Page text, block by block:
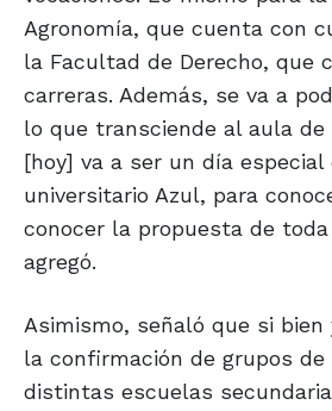
Agronomía, que cuenta con
la Facultad de Derecho, que
carreras. Además, se va a
lo que transciende al aula de
[hoy] va a ser un día
universitario Azul, para
conocer la propuesta de
agregó.
Asimismo, señaló que si
la confirmación de grupos
distintas escuelas